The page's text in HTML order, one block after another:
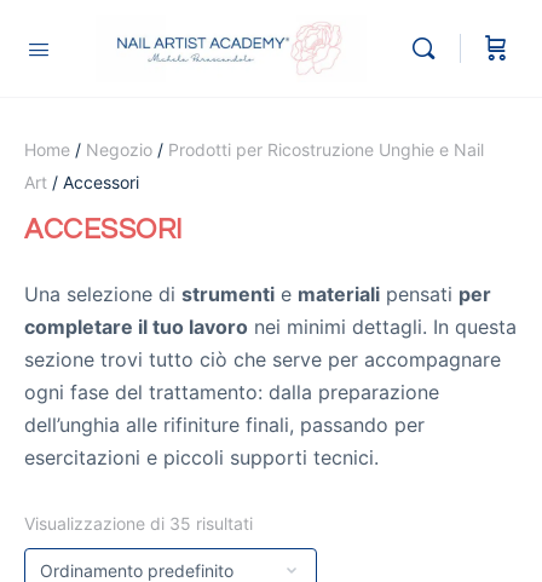
Home / Negozio / Prodotti per Ricostruzione Unghie e Nail
Art / Accessori
ACCESSORI
Una selezione di strumenti e materiali pensati per
completare il tuo lavoro nei minimi dettagli. In questa
sezione trovi tutto ciò che serve per accompagnare
ogni fase del trattamento: dalla preparazione
dell’unghia alle rifiniture finali, passando per
esercitazioni e piccoli supporti tecnici.
Visualizzazione di 35 risultati